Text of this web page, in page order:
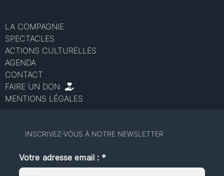
LA COMPAGNIE
SPECTACLES
ACTIONS CULTURELLES
AGENDA
CONTACT
FAIRE UN DON
MENTIONS LÉGALES
INSCRIVEZ-VOUS À NOTRE NEWSLETTER